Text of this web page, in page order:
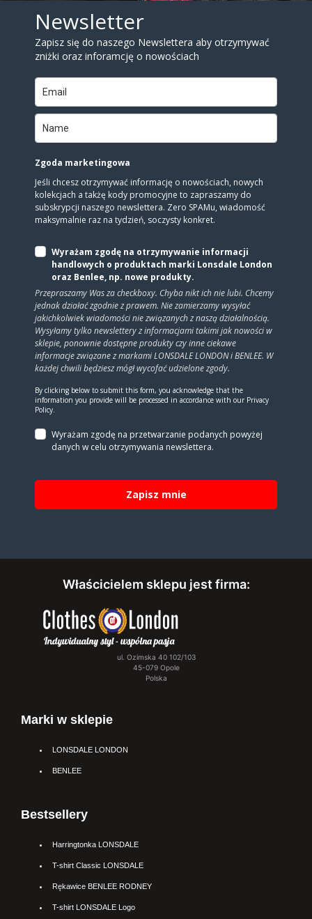
Newsletter
Zapisz się do naszego Newslettera aby otrzymywać
zniżki oraz inforamcję o nowościach
Zgoda marketingowa
Jeśli chcesz otrzymywać informację o nowościach, nowych
kolekcjach a takżę kody promocyjne to zapraszamy do
subskrypcji naszego newslettera. Zero SPAMu, wiadomość
maksymalnie raz na tydzień, soczysty konkret.
Wyrażam zgodę na otrzymywanie informacji
handlowych o produktach marki Lonsdale London
oraz Benlee, np. nowe produkty.
Przepraszamy Was za checkboxy. Chyba nikt ich nie lubi. Chcemy
jednak działać zgodnie z prawem. Nie zamierzamy wysyłać
jakichkolwiek wiadomości nie związanych z naszą działalnością.
Wysyłamy tylko newslettery z informacjami takimi jak nowości w
sklepie, ponownie dostępne produkty czy inne ciekawe
informacje związane z markami LONSDALE LONDON i BENLEE. W
każdej chwili będziesz mógł wycofać udzielone zgody.
By clicking below to submit this form, you acknowledge that the
information you provide will be processed in accordance with our Privacy
Policy.
Wyrażam zgodę na prze­twa­rza­nie po­da­nych powyżej
danych w celu otrzy­my­wa­nia new­slet­tera.
Zapisz mnie
Właścicielem sklepu jest firma:
ul. Ozimska 40 102/103
45-079 Opole
Polska
Marki w sklepie
LONSDALE LONDON
BENLEE
Bestsellery
Harringtonka LONSDALE
T-shirt Classic LONSDALE
Rękawice BENLEE RODNEY
T-shirt LONSDALE Logo